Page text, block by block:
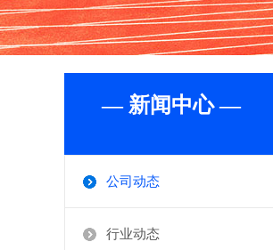
— 新闻中心 —
公司动态
行业动态